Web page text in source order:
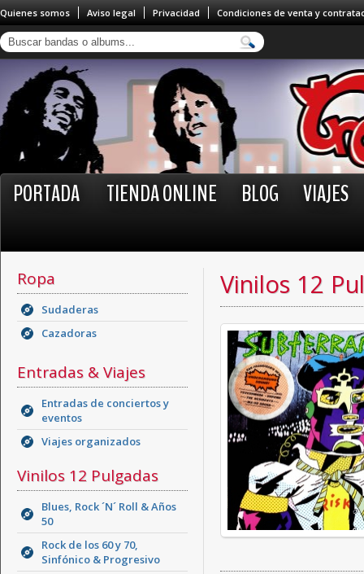
Quienes somos Aviso legal Privacidad Condiciones de venta y
PORTADA TIENDA ONLINE BLOG VIAJES
Ropa
Sudaderas
Cazadoras
Entradas & Viajes
Entradas de conciertos y
eventos
Viajes organizados
Vinilos 12 Pulgadas
Blues, Rock ´N´ Roll & Años
50
Rock de los 60 y 70,
Sinfónico & Progresivo
Vinilos 12